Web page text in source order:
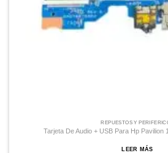
REPUESTOS Y
Tarjeta De Audio + USB Para Hp Pavilion
LEER MÁS